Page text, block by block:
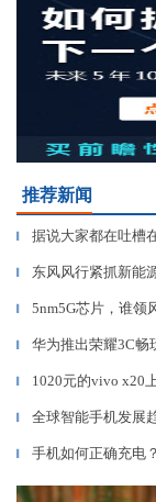
推荐新闻
▎ 据说大家都在吐槽
▎ 东风风行紧抓新能
▎ 5nm5G芯片，谁领
▎ 华为推出荣耀3C畅
▎ 1020元的vivo x20
▎ 全球智能手机发
▎ 手机如何正确充电